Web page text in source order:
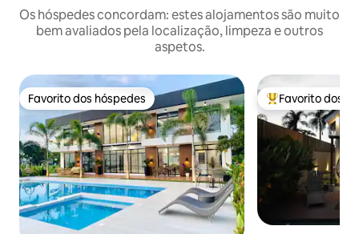
Os hóspedes concordam: estes alojamentos são muito
bem avaliados pela localização, limpeza e outros
aspetos.
Favorito dos hóspedes
Favorito dos hóspedes Favoritos dos
Favorito dos